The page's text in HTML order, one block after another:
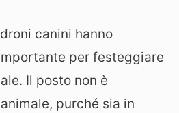
canini hanno
per festeggiare
Il posto non è
purché sia in